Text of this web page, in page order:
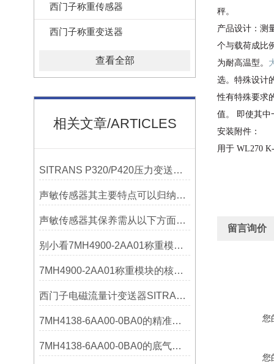
西门子称重传感器
西门子称重变送器
查看全部
相关文章/ARTICLES
SITRANS P320/P420压力变送器概述
声敏传感器其主要特点可以归纳为以下几个核心维度
声敏传感器其保养需从以下方面入手
别小看7MH4900-2AA01称重模块！这些你日常接触的领域，早已离不开它
7MH4900-2AA01称重模块的核心亮点，藏着让效率翻倍的“关键密码”
西门子电磁流量计变送器SITRANS FMT020的功能
7MH4138-6AA00-0BA0的精准从何而来？关键组成部分，藏着答案！
7MH4138-6AA00-0BA0的底气：这些核心功能，让精准称重不再是难题
秤。
产品设计： 测
个与载荷成比
为耐高温型。
选。特殊设计
性有特殊要求
值。 即使其中
安装附件：
用于 WL270
留言询价
您
您